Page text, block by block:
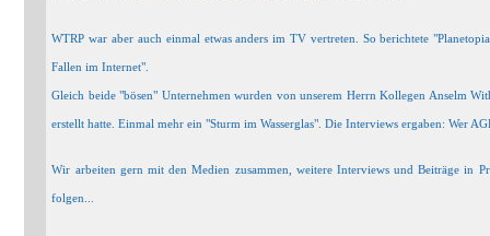
WTRP war aber auch einmal etwas anders im TV vertreten. So berichtete
Fallen im Internet".
Gleich beide "bösen" Unternehmen wurden von unserem Herrn Kollegen Anselm
erstellt hatte. Einmal mehr ein "Sturm im Wasserglas". Die Interviews ergaben: Wer
Wir arbeiten gern mit den Medien zusammen, weitere Interviews und Beiträge in
folgen...